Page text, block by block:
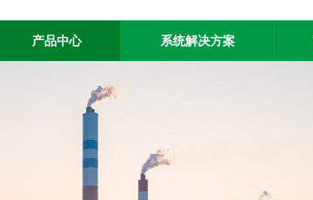
产品中心 系统解决方案